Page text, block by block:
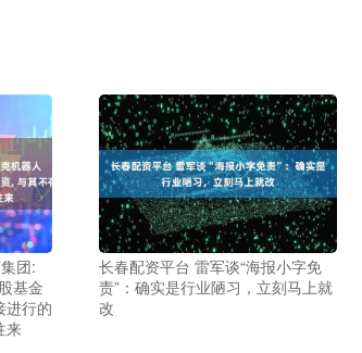
团:
基金
进行的
来
长春配资平台 雷军谈“海报小字免
责”：确实是行业陋习，立刻马上就
改